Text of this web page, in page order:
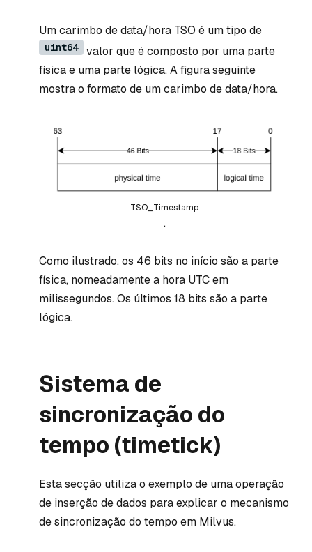
Um carimbo de data/hora TSO é um tipo de
uint64
valor que é composto por uma parte
física e uma parte lógica. A figura seguinte
mostra o formato de um carimbo de data/hora.
TSO_Timestamp
.
Como ilustrado, os 46 bits no início são a parte
física, nomeadamente a hora UTC em
milissegundos. Os últimos 18 bits são a parte
lógica.
Sistema de
sincronização do
tempo (timetick)
Esta secção utiliza o exemplo de uma operação
de inserção de dados para explicar o mecanismo
de sincronização do tempo em Milvus.